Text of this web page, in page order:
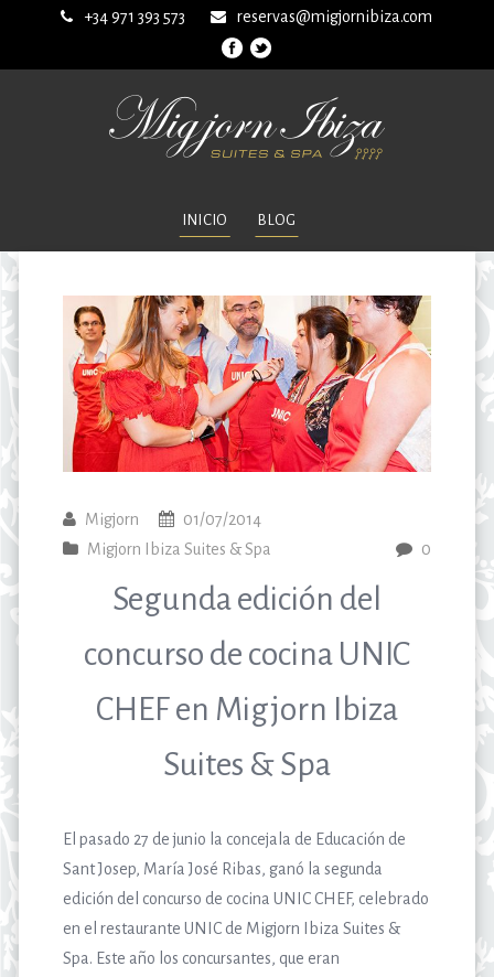
+34 971 393 573 reservas@migjornibiza.com
INICIO BLOG
Migjorn
01/07/2014
Migjorn Ibiza Suites & Spa
0
Segunda edición del
concurso de cocina UNIC
CHEF en Migjorn Ibiza
Suites & Spa
El pasado 27 de junio la concejala de Educación de
Sant Josep, María José Ribas, ganó la segunda
edición del concurso de cocina UNIC CHEF, celebrado
en el restaurante UNIC de Migjorn Ibiza Suites &
Spa. Este año los concursantes, que eran